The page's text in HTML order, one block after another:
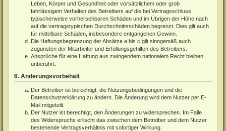
Leben, Körper und Gesundheit oder vorsätzlichem oder grob
fahrlässigem Verhalten des Betreibers auf die bei Vertragsschluss
typischerweise vorhersehbaren Schäden und im Übrigen der Höhe nach
auf die vertragstypischen Durchschnittsschäden begrenzt. Dies gilt auch
für mittelbare Schäden, insbesondere entgangenen Gewinn.
Die Haftungsbegrenzung der Absätze a bis c gilt sinngemäß auch
zugunsten der Mitarbeiter und Erfüllungsgehilfen des Betreibers.
Ansprüche für eine Haftung aus zwingendem nationalem Recht bleiben
unberührt.
6. Änderungsvorbehalt
Der Betreiber ist berechtigt, die Nutzungsbedingungen und die
Datenschutzerklärung zu ändern. Die Änderung wird dem Nutzer per E-
Mail mitgeteilt.
Der Nutzer ist berechtigt, den Änderungen zu widersprechen. Im Falle
des Widerspruchs erlischt das zwischen dem Betreiber und dem Nutzer
bestehende Vertragsverhältnis mit sofortiger Wirkung.